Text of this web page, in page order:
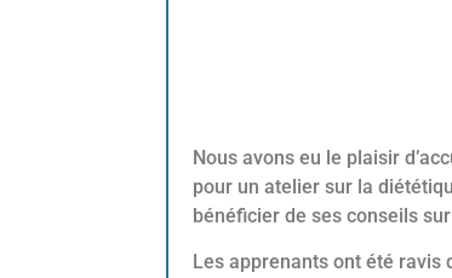
Nous avons eu le plaisir
pour un atelier sur la
bénéficier de ses conseils
Les apprenants ont été ravis